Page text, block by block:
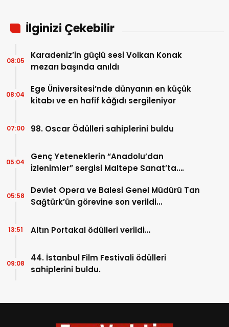
İlginizi Çekebilir
Karadeniz’in güçlü sesi Volkan Konak
mezarı başında anıldı
08:05
Ege Üniversitesi’nde dünyanın en küçük
kitabı ve en hafif kâğıdı sergileniyor
08:04
98. Oscar Ödülleri sahiplerini buldu
07:00
Genç Yeteneklerin “Anadolu’dan
İzlenimler” sergisi Maltepe Sanat’ta….
05:04
Devlet Opera ve Balesi Genel Müdürü Tan
Sağtürk’ün görevine son verildi…
05:58
Altın Portakal ödülleri verildi…
13:51
44. İstanbul Film Festivali ödülleri
sahiplerini buldu.
09:08